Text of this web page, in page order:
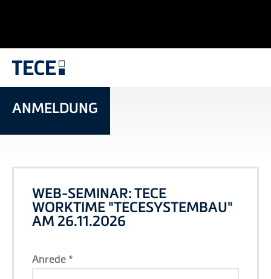
ANMELDUNG
WEB-SEMINAR: TECE
WORKTIME "TECESYSTEMBAU"
AM 26.11.2026
Anrede *